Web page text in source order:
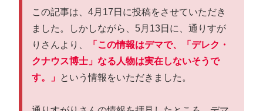
この記事は、4月17日に投稿をさせていただき
ました。しかしながら、5月13日に、通りすが
りさんより、
「この情報はデマで、「デレク・
クナウス博士」なる人物は実在しないそうで
す。」 という情報をいただきました。